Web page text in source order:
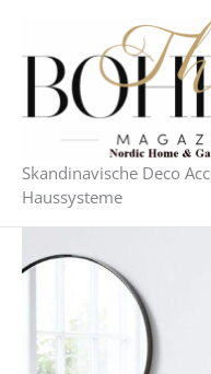
springen
Skandinavische Deco
Haussysteme